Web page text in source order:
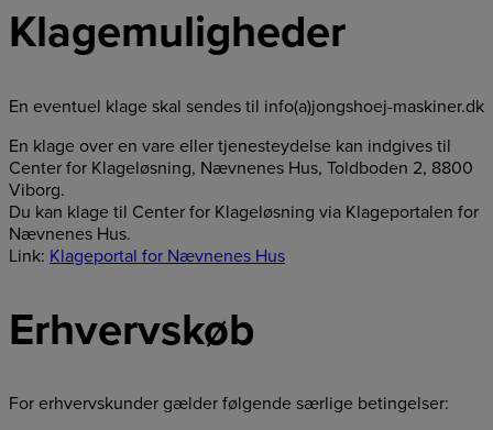
Klagemuligheder
En eventuel klage skal sendes til info(a)jongshoej-maskiner.dk
En klage over en vare eller tjenesteydelse kan indgives til
Center for Klageløsning, Nævnenes Hus, Toldboden 2, 8800
Viborg.
Du kan klage til Center for Klageløsning via Klageportalen for
Nævnenes Hus.
Link: Klageportal for Nævnenes Hus
Erhvervskøb
For erhvervskunder gælder følgende særlige betingelser: